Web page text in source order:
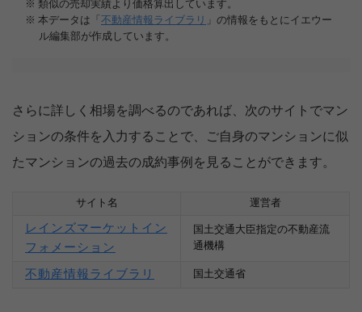
さらに詳しく相場を調べるのであれば、次のサイトでマン
ションの条件を入力することで、ご自身のマンションに似
たマンションの過去の成約事例を見ることができます。
サイト名 運営者
レインズマーケットイン
フォメーション
国土交通大臣指定の不動産流
通機構
不動産情報ライブラリ 国土交通省